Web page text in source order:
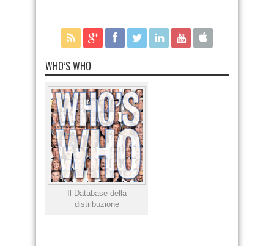
WHO’S WHO
Il Database della
distribuzione